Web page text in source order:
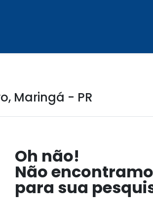
Maringá - PR
Oh não!
Não
para sua